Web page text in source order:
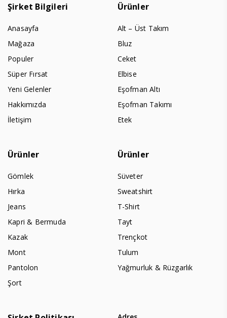
Şirket Bilgileri
Anasayfa
Mağaza
Populer
Süper Fırsat
Yeni Gelenler
Hakkımızda
İletişim
Ürünler
Alt – Üst Takım
Bluz
Ceket
Elbise
Eşofman Altı
Eşofman Takımı
Etek
Ürünler
Gömlek
Hırka
Jeans
Kapri & Bermuda
Kazak
Mont
Pantolon
Şort
Ürünler
Süveter
Sweatshirt
T-Shirt
Tayt
Trençkot
Tulum
Yağmurluk & Rüzgarlık